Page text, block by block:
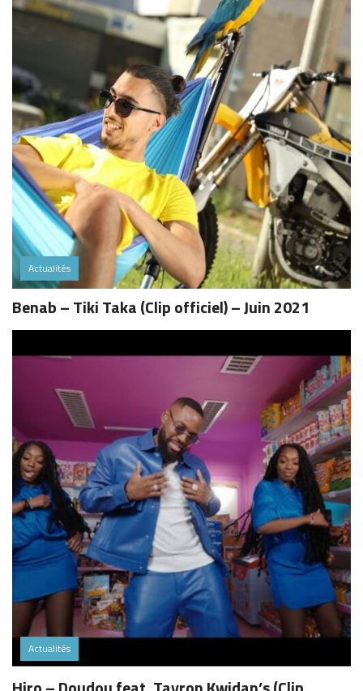
Actualités
Benab – Tiki Taka (Clip officiel) – Juin 2021
Actualités